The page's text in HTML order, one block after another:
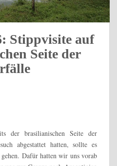
Stippvisite auf
Seite der
der brasilianischen Seite der
abgestattet hatten, sollte es
Dafür hatten wir uns vorab